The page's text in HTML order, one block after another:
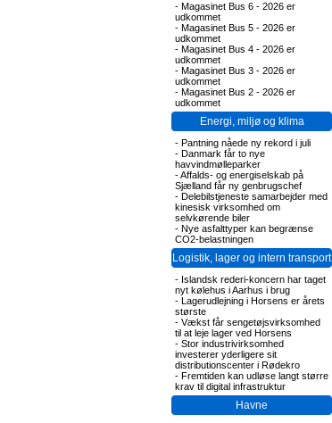
- Magasinet Bus 6 - 2026 er
udkommet
- Magasinet Bus 5 - 2026 er
udkommet
- Magasinet Bus 4 - 2026 er
udkommet
- Magasinet Bus 3 - 2026 er
udkommet
- Magasinet Bus 2 - 2026 er
udkommet
Energi, miljø og klima
- Pantning nåede ny rekord i juli
- Danmark får to nye
havvindmølleparker
-Affalds- og energiselskab på
Sjælland får ny genbrugschef
- Delebilstjeneste samarbejder med
kinesisk virksomhed om
selvkørende biler
- Nye asfalttyper kan begrænse
CO2-belastningen
Logistik, lager og intern transport
- Islandsk rederi-koncern har taget
nyt kølehus i Aarhus i brug
- Lagerudlejning i Horsens er årets
største
- Vækst får sengetøjsvirksomhed
til at leje lager ved Horsens
- Stor industrivirksomhed
investerer yderligere sit
distributionscenter i Rødekro
- Fremtiden kan udløse langt større
krav til digital infrastruktur
Havne